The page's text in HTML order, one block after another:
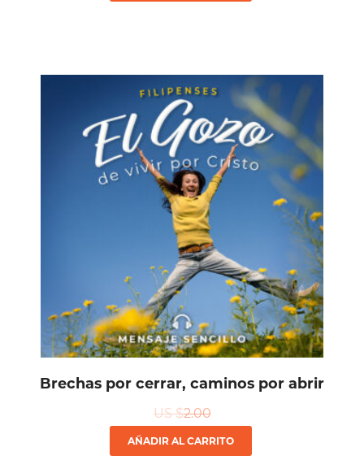
Brechas por cerrar, caminos por abrir
US $2.00
AÑADIR AL CARRITO